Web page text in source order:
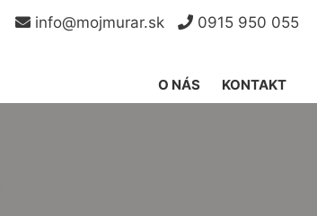
info@mojmurar.sk 0915 950 055
KONTAKT
O NÁS